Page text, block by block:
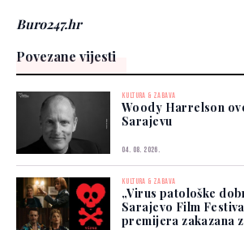
Buro247.hr
Povezane vijesti
KULTURA & ZABAVA
Woody Harrelson
Sarajevu
04. 08. 2026.
KULTURA & ZABAVA
„Virus patološke
Sarajevo Film
premijera zakazana